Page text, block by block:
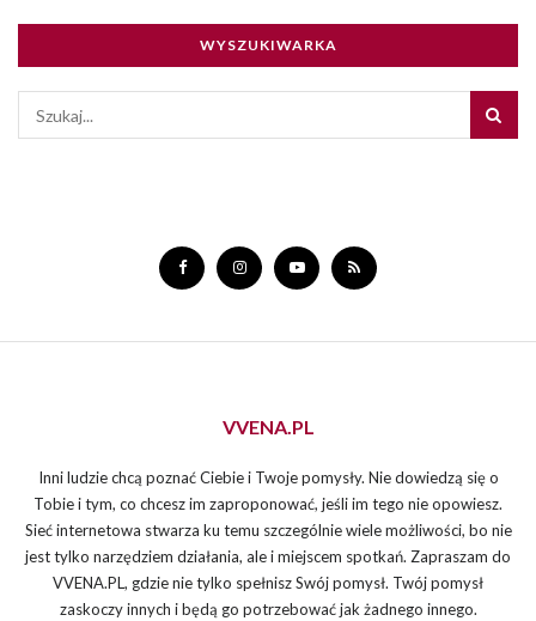
WYSZUKIWARKA
VVENA.PL
Inni ludzie chcą poznać Ciebie i Twoje pomysły. Nie dowiedzą się o
Tobie i tym, co chcesz im zaproponować, jeśli im tego nie opowiesz.
Sieć internetowa stwarza ku temu szczególnie wiele możliwości, bo nie
jest tylko narzędziem działania, ale i miejscem spotkań. Zapraszam do
VVENA.PL, gdzie nie tylko spełnisz Swój pomysł. Twój pomysł
zaskoczy innych i będą go potrzebować jak żadnego innego.